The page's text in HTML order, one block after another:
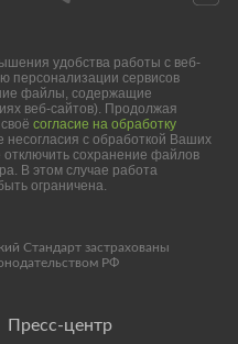
Пресс-центр
удобства работы с веб-
персонализации сервисов
файлы, содержащие
веб-сайтов). Продолжая
согласие на обработку
несогласия с обработкой Ваших
сохранение файлов
В этом случае работа
ограничена.
Стандарт застрахованы
РФ